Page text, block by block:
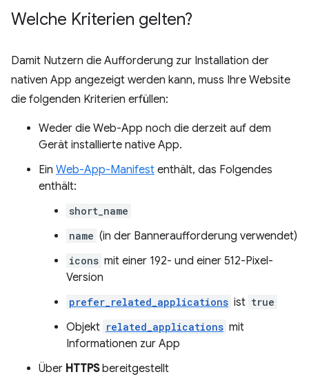
Welche Kriterien gelten?
Damit Nutzern die Aufforderung zur Installation der
nativen App angezeigt werden kann, muss Ihre Website
die folgenden Kriterien erfüllen:
Weder die Web-App noch die derzeit auf dem
Gerät installierte native App.
Ein Web-App-Manifest enthält, das Folgendes
enthält:
short_name
name (in der Banneraufforderung verwendet)
icons mit einer 192- und einer 512-Pixel-
Version
prefer_related_applications ist true
Objekt related_applications mit
Informationen zur App
Über HTTPSbereitgestellt